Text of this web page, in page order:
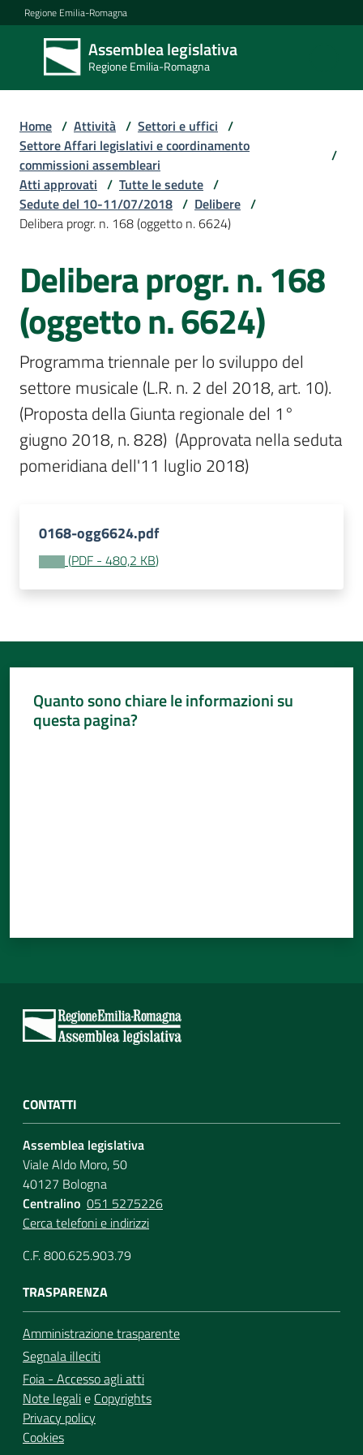
Vai al contenuto
Vai alla navigazione
Vai al footer
Regione Emilia-Romagna
Assemblea legislativa
Regione Emilia-Romagna
Assemblea
legislativa
Regione Emilia-
Assemblea
Argomenti
Per
i
media
Per
i
Home / Attività / Settori e uffici /
Settore Affari legislativi e coordinamento
commissioni assembleari
/
Atti approvati / Tutte le sedute /
Sedute del 10-11/07/2018 / Delibere /
Delibera progr. n. 168 (oggetto n. 6624)
Delibera progr. n. 168
(oggetto n. 6624)
Programma triennale per lo sviluppo del
settore musicale (L.R. n. 2 del 2018, art. 10).
(Proposta della Giunta regionale del 1°
giugno 2018, n. 828)  (Approvata nella seduta
pomeridiana dell'11 luglio 2018)
0168-ogg6624.pdf
(PDF - 480,2 KB)
Quanto sono chiare le informazioni su
questa pagina?
CONTATTI
Assemblea legislativa
Viale Aldo Moro, 50
40127 Bologna
Centralino 051 5275226
Cerca telefoni e indirizzi
C.F. 800.625.903.79
TRASPARENZA
Amministrazione trasparente
Segnala illeciti
Foia - Accesso agli atti
Note legalie Copyrights
Privacy policy
Cookies